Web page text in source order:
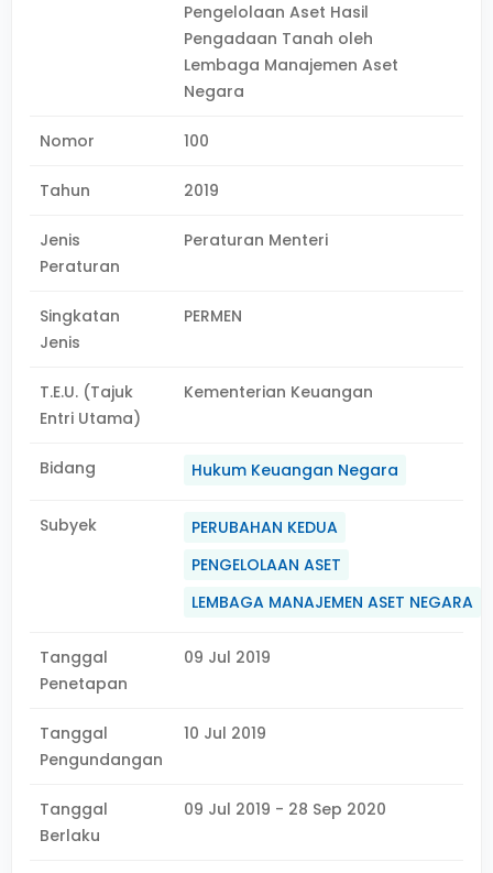
Pengelolaan Aset Hasil
Pengadaan Tanah oleh
Lembaga Manajemen Aset
Negara
Nomor 100
Tahun 2019
Jenis
Peraturan
Peraturan Menteri
Singkatan
Jenis
PERMEN
T.E.U. (Tajuk
Entri Utama)
Kementerian Keuangan
Bidang Hukum Keuangan Negara
Subyek
PERUBAHAN KEDUA
PENGELOLAAN ASET
LEMBAGA MANAJEMEN ASET NEGARA
Tanggal
Penetapan
09 Jul 2019
Tanggal
Pengundangan
10 Jul 2019
Tanggal
Berlaku
09 Jul 2019 - 28 Sep 2020